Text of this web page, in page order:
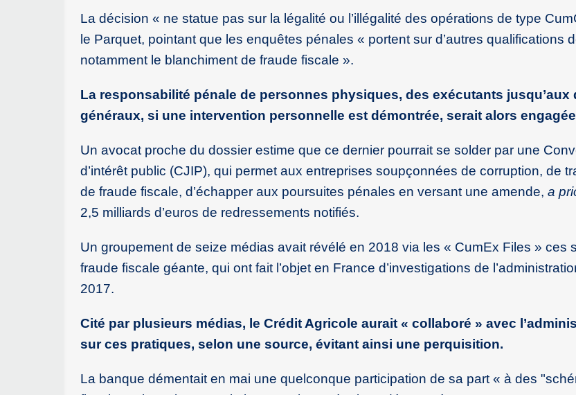
La décision « ne statue pas sur la légalité ou l’illégalité des opérations de type
le Parquet, pointant que les enquêtes pénales « portent sur d’autres qualifications
notamment le blanchiment de fraude fiscale ».
La responsabilité pénale de personnes physiques, des exécutants jusqu’aux
généraux, si une intervention personnelle est démontrée, serait alors
Un avocat proche du dossier estime que ce dernier pourrait se solder par une
d’intérêt public (CJIP), qui permet aux entreprises soupçonnées de corruption, de
de fraude fiscale, d’échapper aux poursuites pénales en versant une amende, a
2,5 milliards d’euros de redressements notifiés.
Un groupement de seize médias avait révélé en 2018 via les « CumEx Files » ces
fraude fiscale géante, qui ont fait l’objet en France d’investigations de
2017.
Cité par plusieurs médias, le Crédit Agricole aurait « collaboré » avec
sur ces pratiques, selon une source, évitant ainsi une perquisition.
La banque démentait en mai une quelconque participation de sa part « à des